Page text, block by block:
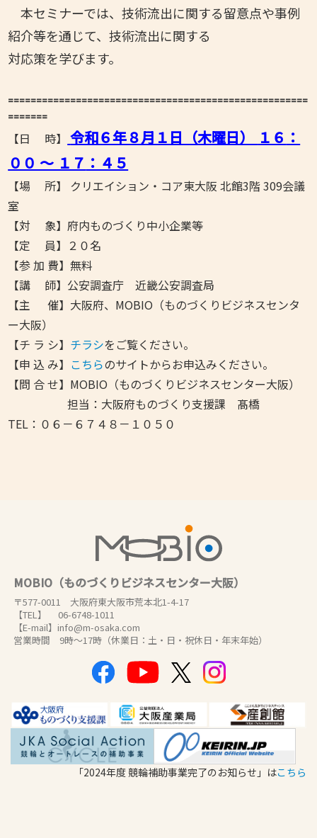
本セミナーでは、技術流出に関する留意点や事例
紹介等を通じて、技術流出に関する
対応策を学びます。
=====================================================
=======
【日 時】 令和６年８月１ 日（木曜日） １６ ：
００ ～ １７ ：４５
【場 所】
クリエイション・コア東大阪 北館3階 309会議
室
【対 象】府内ものづくり中小企業等
【定 員】 ２０名
【参 加 費】無料
【講 師】公安調査庁 近畿公安調査局
【主 催】大阪府、 MOBIO（ものづくりビジネスセンタ
ー大阪）
【チ ラ シ】 チラシをご覧ください。
【申 込 み】 こちらのサイトからお申込みください。
【問 合 せ】MOBIO（ものづくりビジネスセンター大阪）
担当：大阪府ものづくり支援課 髙橋
TEL：０６－６７４８－１０５０
MOBIO（ものづくりビジネスセンター大阪）
〒577-0011 大阪府東大阪市荒本北1-4-17
【TEL】 06-6748-1011
【E-mail】info@m-osaka.com
営業時間 9時～17時（休業日：土・日・祝休日・年末年始）
「2024年度 競輪補助事業完了のお知らせ」はこちら